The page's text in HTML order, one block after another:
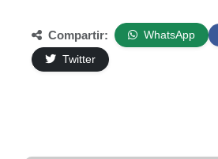
Compartir: WhatsApp
Twitter